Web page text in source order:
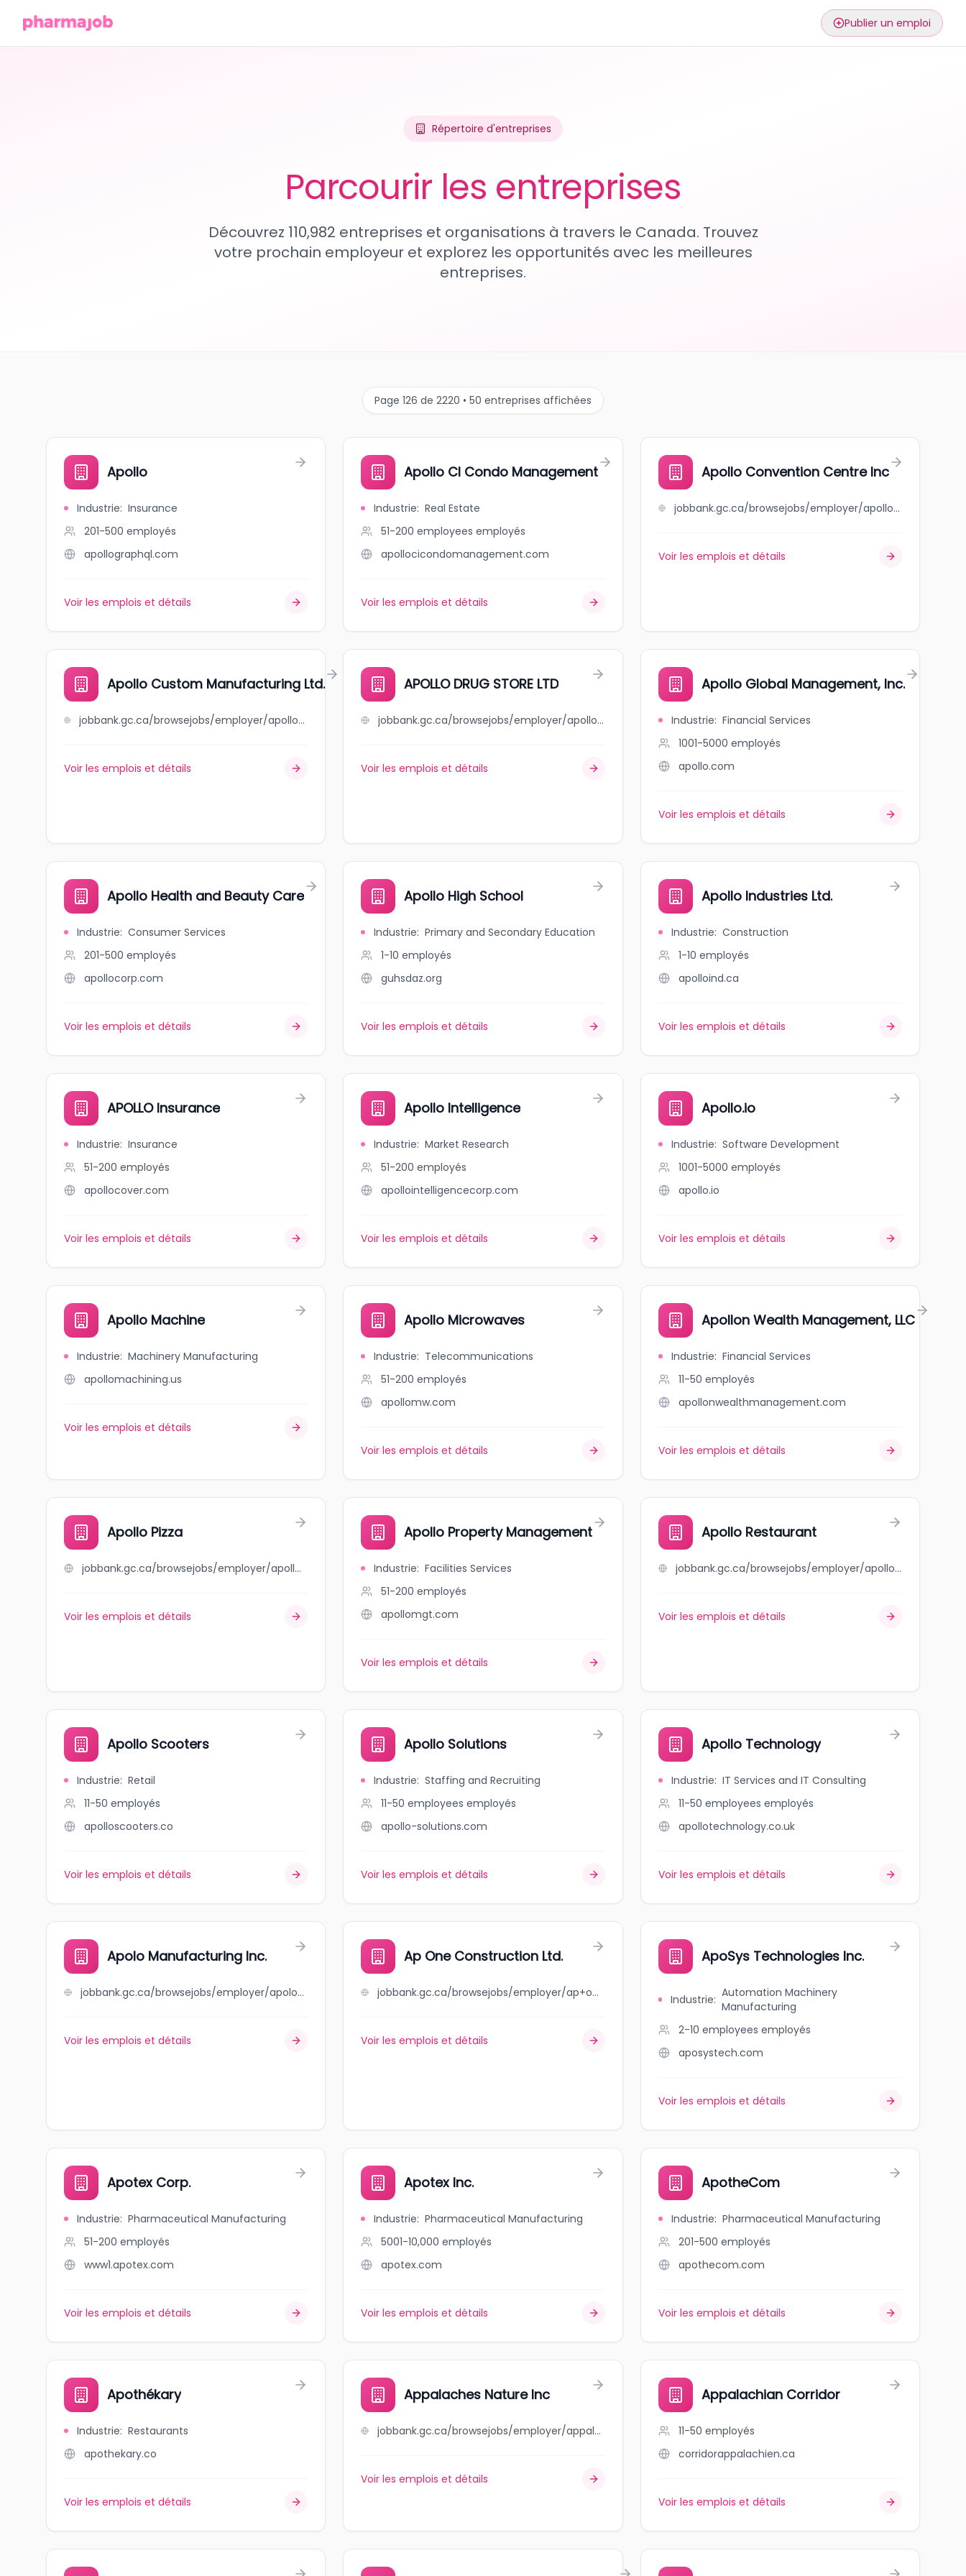
Publier un emploi
Répertoire d'entreprises
Parcourir les entreprises
Découvrez 110,982 entreprises et organisations à travers le Canada. Trouvez
votre prochain employeur et explorez les opportunités avec les meilleures
entreprises.
Page 126 de 2220 • 50 entreprises affichées
Apollo
Industrie: Insurance
201-500 employés
apollographql.com
Voir les emplois et détails
Apollo CI Condo Management
Industrie: Real Estate
51-200 employees employés
apollocicondomanagement.com
Voir les emplois et détails
Apollo Convention Centre Inc
jobbank.gc.ca/browsejobs/employer/apollo+convention+centre+inc/ca
Voir les emplois et détails
Apollo Custom Manufacturing Ltd.
jobbank.gc.ca/browsejobs/employer/apollo+custom+manufacturing+ltd./ca
Voir les emplois et détails
APOLLO DRUG STORE LTD
jobbank.gc.ca/browsejobs/employer/apollo+drug+store+ltd/ca
Voir les emplois et détails
Apollo Global Management, Inc.
Industrie: Financial Services
1001-5000 employés
apollo.com
Voir les emplois et détails
Apollo Health and Beauty Care
Industrie: Consumer Services
201-500 employés
apollocorp.com
Voir les emplois et détails
Apollo High School
Industrie: Primary and Secondary Education
1-10 employés
guhsdaz.org
Voir les emplois et détails
Apollo Industries Ltd.
Industrie: Construction
1-10 employés
apolloind.ca
Voir les emplois et détails
APOLLO Insurance
Industrie: Insurance
51-200 employés
apollocover.com
Voir les emplois et détails
Apollo Intelligence
Industrie: Market Research
51-200 employés
apollointelligencecorp.com
Voir les emplois et détails
Apollo.io
Industrie: Software Development
1001-5000 employés
apollo.io
Voir les emplois et détails
Apollo Machine
Industrie: Machinery Manufacturing
apollomachining.us
Voir les emplois et détails
Apollo Microwaves
Industrie: Telecommunications
51-200 employés
apollomw.com
Voir les emplois et détails
Apollon Wealth Management, LLC
Industrie: Financial Services
11-50 employés
apollonwealthmanagement.com
Voir les emplois et détails
Apollo Pizza
jobbank.gc.ca/browsejobs/employer/apollo+pizza/ca
Voir les emplois et détails
Apollo Property Management
Industrie: Facilities Services
51-200 employés
apollomgt.com
Voir les emplois et détails
Apollo Restaurant
jobbank.gc.ca/browsejobs/employer/apollo+restaurant/ca
Voir les emplois et détails
Apollo Scooters
Industrie: Retail
11-50 employés
apolloscooters.co
Voir les emplois et détails
Apollo Solutions
Industrie: Staffing and Recruiting
11-50 employees employés
apollo-solutions.com
Voir les emplois et détails
Apollo Technology
Industrie: IT Services and IT Consulting
11-50 employees employés
apollotechnology.co.uk
Voir les emplois et détails
Apolo Manufacturing Inc.
jobbank.gc.ca/browsejobs/employer/apolo+manufacturing+inc./ca
Voir les emplois et détails
Ap One Construction Ltd.
jobbank.gc.ca/browsejobs/employer/ap+one+construction+ltd./ca
Voir les emplois et détails
ApoSys Technologies Inc.
Industrie: Automation Machinery
Manufacturing
2-10 employees employés
aposystech.com
Voir les emplois et détails
Apotex Corp.
Industrie: Pharmaceutical Manufacturing
51-200 employés
www1.apotex.com
Voir les emplois et détails
Apotex Inc.
Industrie: Pharmaceutical Manufacturing
5001-10,000 employés
apotex.com
Voir les emplois et détails
ApotheCom
Industrie: Pharmaceutical Manufacturing
201-500 employés
apothecom.com
Voir les emplois et détails
Apothékary
Industrie: Restaurants
apothekary.co
Voir les emplois et détails
Appalaches Nature Inc
jobbank.gc.ca/browsejobs/employer/appalaches+nature+inc/ca
Voir les emplois et détails
Appalachian Corridor
11-50 employés
corridorappalachien.ca
Voir les emplois et détails